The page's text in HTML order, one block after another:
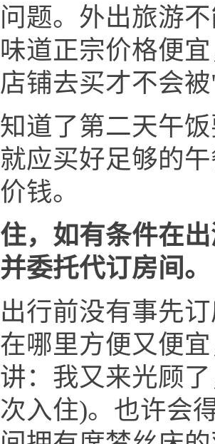
问题。外出旅游
味道正宗价格便
店铺去买才不会被
知道了第二天午
就应买好足够的
价钱。
住，如有条件在
并委托代订房间。
出行前没有事先
在哪里方便又便
讲：我又来光顾
次入住)。也许会